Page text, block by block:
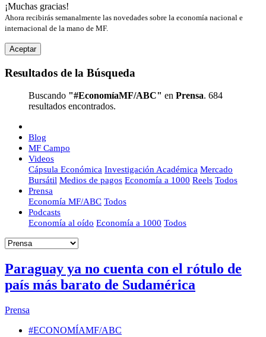
¡Muchas gracias!
Ahora recibirás semanalmente las novedades sobre la economía nacional e
internacional de la mano de MF.
Aceptar
Resultados de la Búsqueda
Buscando "#EconomíaMF/ABC" en Prensa. 684
resultados encontrados.
Blog
MF Campo
Videos
Cápsula Económica Investigación Académica Mercado
Bursátil Medios de pagos Economía a 1000 Reels Todos
Prensa
Economía MF/ABC Todos
Podcasts
Economía al oído Economía a 1000 Todos
Paraguay ya no cuenta con el rótulo de
país más barato de Sudamérica
Prensa
#ECONOMÍAMF/ABC